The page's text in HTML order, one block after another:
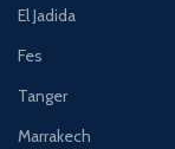
El Jadida
Fes
Tanger
Marrakech